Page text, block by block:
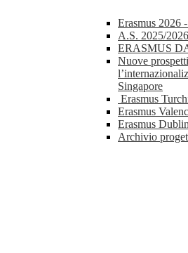
Erasmus 2026
A.S. 2025/
ERASMUS
Nuove
Singapore
Erasmus
Erasmus
Erasmus
Archivio